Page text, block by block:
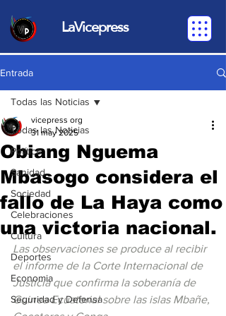
LaVicepress
Entrada
Todas las Noticias
Política
Sanidad
Sociedad
Celebraciones
Cultura
Deportes
Economia
Seguridad y Defensa
Todas las Noticias
Obiang Nguema
Mbasogo considera el
fallo de La Haya como
una victoria nacional.
vicepress org
31 may 2025
Las observaciones se produce al recibir
el informe de la Corte Internacional de
Justicia que confirma la soberanía de
Guinea Ecuatorial sobre las islas Mbañe,